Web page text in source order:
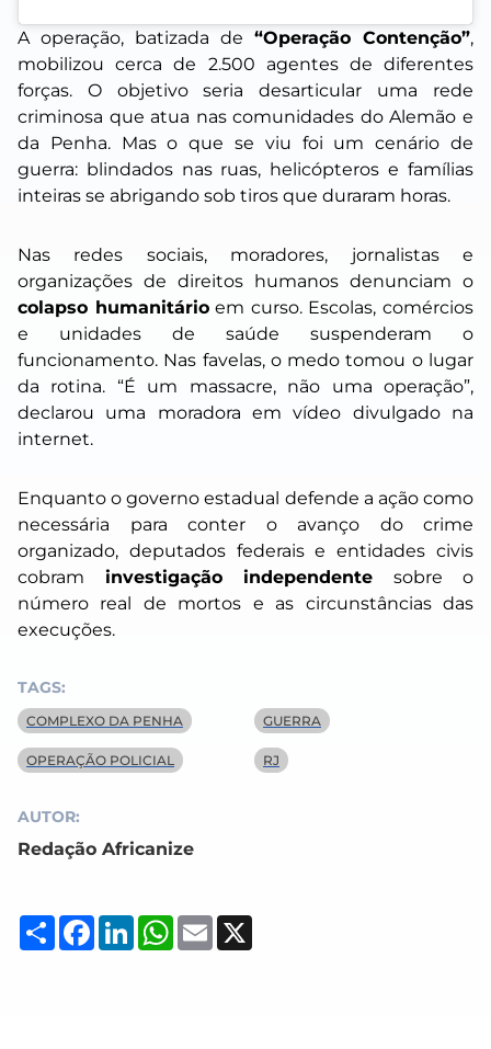
A operação, batizada de “Operação Contenção”,
mobilizou cerca de 2.500 agentes de diferentes
forças. O objetivo seria desarticular uma rede
criminosa que atua nas comunidades do Alemão e
da Penha. Mas o que se viu foi um cenário de
guerra: blindados nas ruas, helicópteros e famílias
inteiras se abrigando sob tiros que duraram horas.
Nas redes sociais, moradores, jornalistas e
organizações de direitos humanos denunciam o
colapso humanitárioem curso. Escolas, comércios
e unidades de saúde suspenderam o
funcionamento. Nas favelas, o medo tomou o lugar
da rotina. “É um massacre, não uma operação”,
declarou uma moradora em vídeo divulgado na
internet.
Enquanto o governo estadual defende a ação como
necessária para conter o avanço do crime
organizado, deputados federais e entidades civis
cobram investigação independente sobre o
número real de mortos e as circunstâncias das
execuções.
TAGS:
COMPLEXO DA PENHA GUERRA
OPERAÇÃO POLICIAL RJ
AUTOR:
Redação Africanize
Compartilhar
Facebook
LinkedInWhatsApp
Email